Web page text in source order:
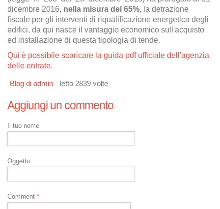
dicembre 2016, nella misura del 65%, la detrazione
fiscale per gli interventi di riqualificazione energetica degli
edifici, da qui nasce il vantaggio economico sull'acquisto
ed installazione di questa tipologia di tende.
Qui è possibile scaricare la guida pdf ufficiale dell'agenzia
delle entrate.
Blog di admin letto 2839 volte
Aggiungi un commento
Il tuo nome
Oggetto
Comment *